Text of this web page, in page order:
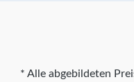
* Alle abgebildeten